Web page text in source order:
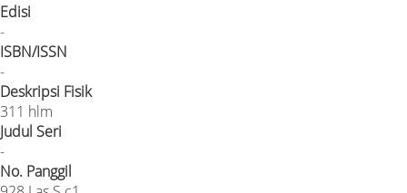
Edisi
-
ISBN/ISSN
-
Deskripsi Fisik
311 hlm
Judul Seri
-
No. Panggil